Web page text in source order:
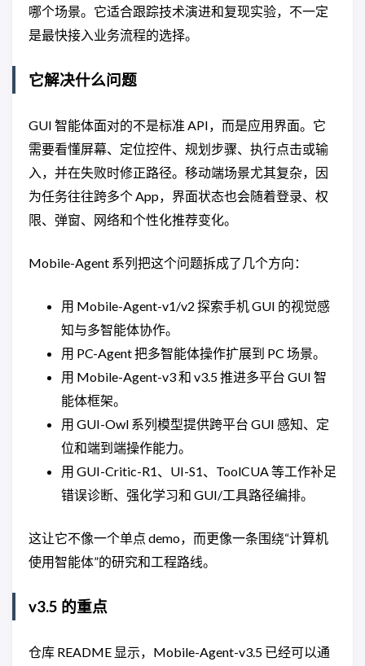
哪个场景。它适合跟踪技术演进和复现实验，不一定
是最快接入业务流程的选择。
它解决什么问题
GUI 智能体面对的不是标准 API，而是应用界面。它
需要看懂屏幕、定位控件、规划步骤、执行点击或输
入，并在失败时修正路径。移动端场景尤其复杂，因
为任务往往跨多个 App，界面状态也会随着登录、权
限、弹窗、网络和个性化推荐变化。
Mobile-Agent 系列把这个问题拆成了几个方向：
用 Mobile-Agent-v1/v2 探索手机 GUI 的视觉感
知与多智能体协作。
用 PC-Agent 把多智能体操作扩展到 PC 场景。
用 Mobile-Agent-v3 和 v3.5 推进多平台 GUI 智
能体框架。
用 GUI-Owl 系列模型提供跨平台 GUI 感知、定
位和端到端操作能力。
用 GUI-Critic-R1、UI-S1、ToolCUA 等工作补足
错误诊断、强化学习和 GUI/工具路径编排。
这让它不像一个单点 demo，而更像一条围绕“计算机
使用智能体”的研究和工程路线。
v3.5 的重点
仓库 README 显示，Mobile-Agent-v3.5 已经可以通